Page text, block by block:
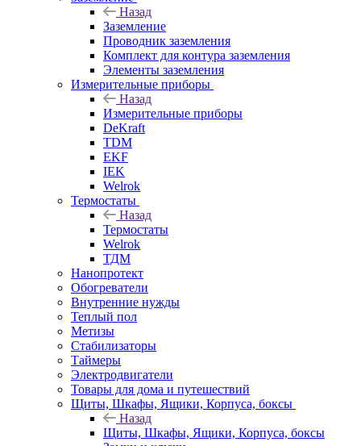
Назад
Заземление
Проводник заземления
Комплект для контура заземления
Элементы заземления
Измерительные приборы
Назад
Измерительные приборы
DeKraft
TDM
EKF
IEK
Welrok
Термостаты
Назад
Термостаты
Welrok
ТДМ
Нанопротект
Обогреватели
Внутренние нужды
Теплый пол
Метизы
Стабилизаторы
Таймеры
Электродвигатели
Товары для дома и путешествий
Щиты, Шкафы, Ящики, Корпуса, боксы
Назад
Щиты, Шкафы, Ящики, Корпуса, боксы